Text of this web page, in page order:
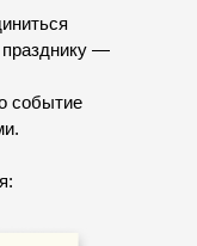
—
событие